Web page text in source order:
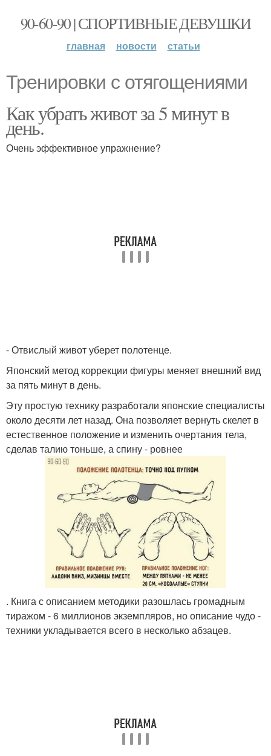
90-60-90 | СПОРТИВНЫЕ ДЕВУШКИ
главная новости статьи
Тренировки с отягощениями
Как убрать живот за 5 минут в
день.
Очень эффективное упражнение?
- Отвислый живот уберет полотенце.
Японский метод коррекции фигуры меняет внешний вид
за пять минут в день.
Эту простую технику разработали японские специалисты
около десяти лет назад. Она позволяет вернуть скелет в
естественное положение и изменить очертания тела,
сделав талию тоньше, а спину - ровнее
. Книга с описанием методики разошлась громадным
тиражом - 6 миллионов экземпляров, но описание чудо -
техники укладывается всего в несколько абзацев.